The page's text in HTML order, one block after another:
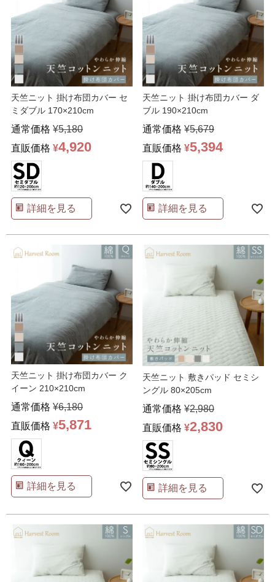
天竺ニット 掛け布団カバー セ
ミダブル 170×210cm
通常価格 ¥5,180
直販価格 ¥4,920
詳細を見る
天竺ニット 掛け布団カバー ダ
ブル 190×210cm
通常価格 ¥5,679
直販価格 ¥5,394
詳細を見る
天竺ニット 掛け布団カバー ク
イーン 210×210cm
通常価格 ¥6,180
直販価格 ¥5,871
詳細を見る
天竺ニット 敷きパッド セミシ
ングル 80×205cm
通常価格 ¥2,980
直販価格 ¥2,830
詳細を見る